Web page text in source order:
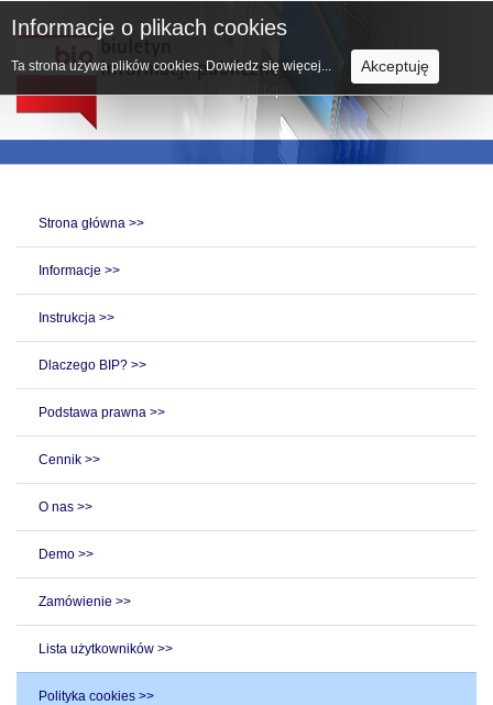
Strona główna >>
Informacje >>
Instrukcja >>
Dlaczego BIP? >>
Podstawa prawna >>
Cennik >>
O nas >>
Demo >>
Zamówienie >>
Lista użytkowników >>
Polityka cookies >>
Informacje o plikach cookies
Ta strona używa plików cookies. Dowiedz się więcej... Akceptuję